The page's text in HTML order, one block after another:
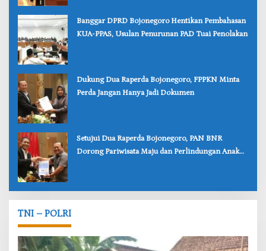
‎Banggar DPRD Bojonegoro Hentikan Pembahasan
KUA-PPAS, Usulan Penurunan PAD Tuai Penolakan
‎Dukung Dua Raperda Bojonegoro, FPPKN Minta
Perda Jangan Hanya Jadi Dokumen
‎Setujui Dua Raperda Bojonegoro, PAN BNR
Dorong Pariwisata Maju dan Perlindungan Anak
TNI – POLRI